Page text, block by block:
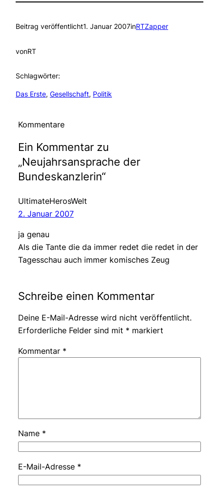
Beitrag veröffentlicht1. Januar 2007inRTZapper
vonRT
Schlagwörter:
Das Erste, Gesellschaft, Politik
Kommentare
Ein Kommentar zu
„Neujahrsansprache der
Bundeskanzlerin“
UltimateHerosWelt
2. Januar 2007
ja genau
Als die Tante die da immer redet die redet in der
Tagesschau auch immer komisches Zeug
Schreibe einen Kommentar
Deine E-Mail-Adresse wird nicht veröffentlicht.
Erforderliche Felder sind mit * markiert
Kommentar *
Name *
E-Mail-Adresse *